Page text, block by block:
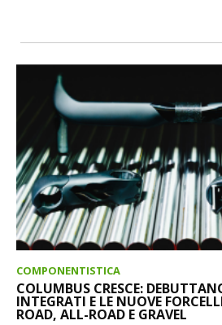
COMPONENTISTICA
COLUMBUS CRESCE:
INTEGRATI E LE NUOVE
ROAD, ALL-ROAD E GRAVEL